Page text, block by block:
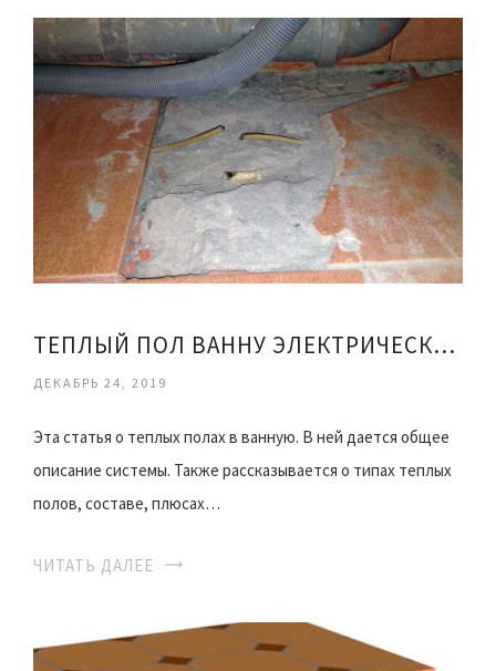
ТЕПЛЫЙ ПОЛ ВАННУ ЭЛЕКТРИЧЕСКИЙ
ДЕКАБРЬ 24, 2019
Эта статья о теплых полах в ванную. В ней дается общее
описание системы. Также рассказывается о типах теплых
полов, составе, плюсах…
ЧИТАТЬ ДАЛЕЕ